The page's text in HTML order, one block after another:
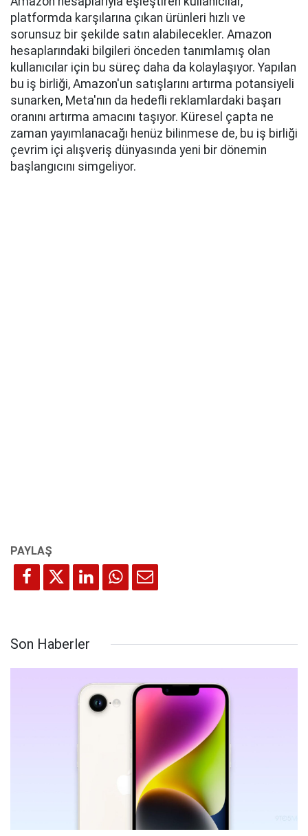
platformda karşılarına çıkan ürünleri hızlı ve
sorunsuz bir şekilde satın alabilecekler. Amazon
hesaplarındaki bilgileri önceden tanımlamış olan
kullanıcılar için bu süreç daha da kolaylaşıyor. Yapılan
bu iş birliği, Amazon'un satışlarını artırma potansiyeli
sunarken, Meta'nın da hedefli reklamlardaki başarı
oranını artırma amacını taşıyor. Küresel çapta ne
zaman yayımlanacağı henüz bilinmese de, bu iş birliği
çevrim içi alışveriş dünyasında yeni bir dönemin
başlangıcını simgeliyor.
Son Haberler